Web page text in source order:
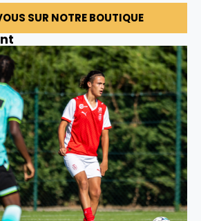
SUR NOTRE BOUTIQUE